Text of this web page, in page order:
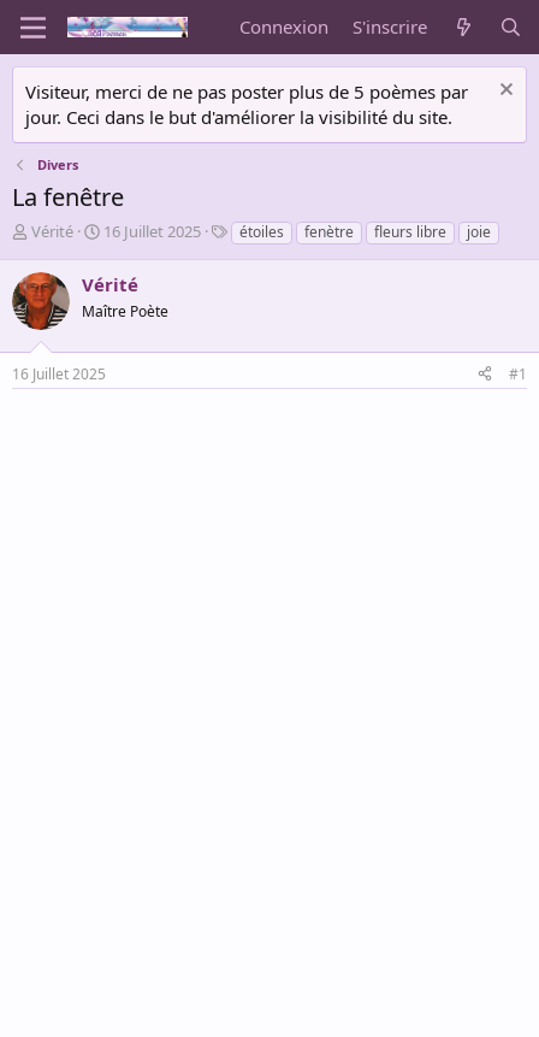
Connexion S'inscrire
Visiteur, merci de ne pas poster plus de 5 poèmes par
jour. Ceci dans le but d'améliorer la visibilité du site.
Divers
La fenêtre
A
t
e
u
d
e
Vérité
D
e
d
d
é
16 Juillet 2025
T
a
étoiles fenètre fleurs libre joie
Vérité
Maître Poète
16 Juillet 2025 #1